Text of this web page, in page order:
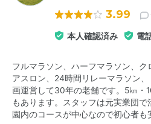
3.99
本人確認済み 電
フルマラソン、ハーフマラソン、
アスロン、24時間リレーマラソン
画運営して30年の老舗です。5㎞・
もあります。スタッフは元実業団
園内のコースが中心なので初心者も